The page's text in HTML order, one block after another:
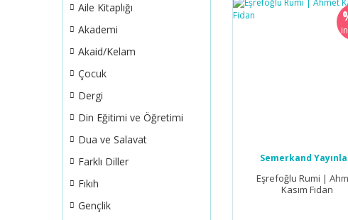
Aile Kitaplığı
Akademi
Akaid/Kelam
Çocuk
Dergi
Din Eğitimi ve Öğretimi
Dua ve Salavat
Farklı Diller
Fıkıh
Gençlik
Semerkand
Eşrefoğlu Rumi |
Kasım Fidan